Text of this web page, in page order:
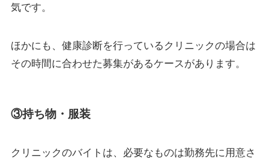
気です。
ほかにも、健康診断を行っているクリニックの場合は
その時間に合わせた募集があるケースがあります。
③持ち物・服装
クリニックのバイトは、必要なものは勤務先に用意さ